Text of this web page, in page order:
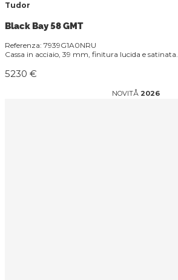
Tudor
Black Bay 58 GMT
Referenza: 7939G1A0NRU
Cassa in acciaio, 39 mm, finitura lucida e satinata.
5230 €
NOVITÅ 2026